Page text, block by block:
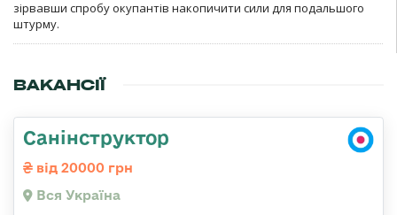
зірвавши спробу окупантів накопичити сили для подальшого
штурму.
ВАКАНСІЇ
Санінструктор
від 20000 грн
Вся Україна